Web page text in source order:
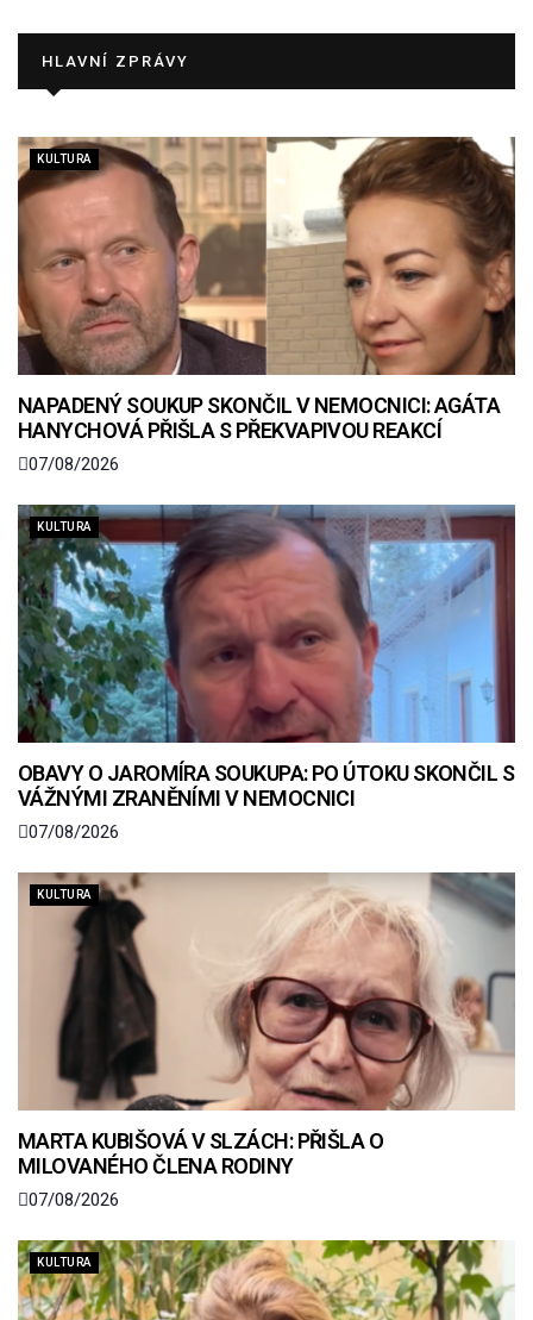
HLAVNÍ ZPRÁVY
KULTURA
NAPADENÝ SOUKUP SKONČIL V NEMOCNICI: AGÁTA
HANYCHOVÁ PŘIŠLA S PŘEKVAPIVOU REAKCÍ
07/08/2026
KULTURA
OBAVY O JAROMÍRA SOUKUPA: PO ÚTOKU SKONČIL S
VÁŽNÝMI ZRANĚNÍMI V NEMOCNICI
07/08/2026
KULTURA
MARTA KUBIŠOVÁ V SLZÁCH: PŘIŠLA O
MILOVANÉHO ČLENA RODINY
07/08/2026
KULTURA